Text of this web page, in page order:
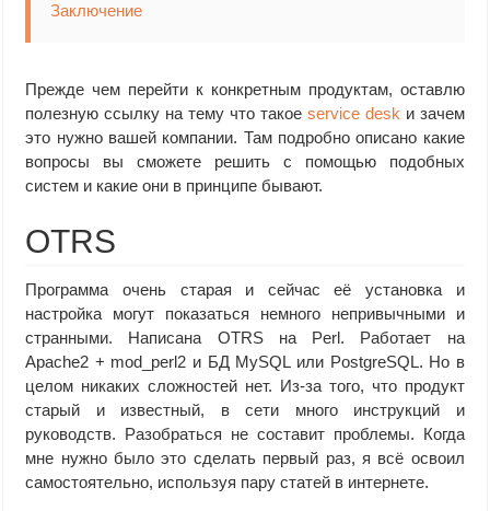
Заключение
Прежде чем перейти к конкретным продуктам, оставлю
полезную ссылку на тему что такое service desk и зачем
это нужно вашей компании. Там подробно описано какие
вопросы вы сможете решить с помощью подобных
систем и какие они в принципе бывают.
OTRS
Программа очень старая и сейчас её установка и
настройка могут показаться немного непривычными и
странными. Написана OTRS на Perl. Работает на
Apache2 + mod_perl2 и БД MySQL или PostgreSQL. Но в
целом никаких сложностей нет. Из-за того, что продукт
старый и известный, в сети много инструкций и
руководств. Разобраться не составит проблемы. Когда
мне нужно было это сделать первый раз, я всё освоил
самостоятельно, используя пару статей в интернете.